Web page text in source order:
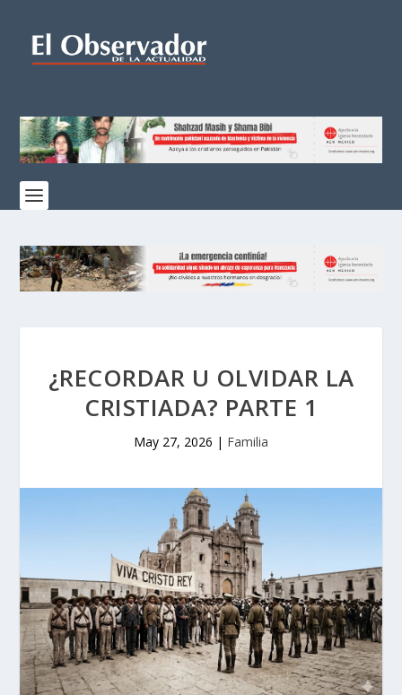
¿RECORDAR U OLVIDAR LA
CRISTIADA? PARTE 1
May 27, 2026 | Familia